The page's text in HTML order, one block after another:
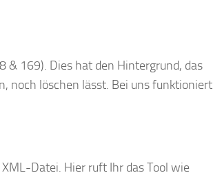
169). Dies hat den Hintergrund, das
noch löschen lässt. Bei uns funktioniert
Datei. Hier ruft Ihr das Tool wie